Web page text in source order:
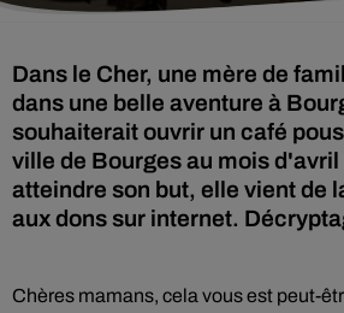
Dans le Cher, une mère de
dans une belle aventure à
souhaiterait ouvrir un café
ville de Bourges au mois
atteindre son but, elle vient de
aux dons sur internet.
Chères mamans, cela vous est peut-